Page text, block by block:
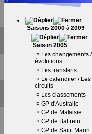
Saisons 2000 à 2009
Saison 2005
¤ Les changements /
évolutions
¤ Les transferts
¤ Le calendrier / Les
circuits
¤ Les classements
¤ GP d'Australie
¤ GP de Malaisie
¤ GP de Bahrein
¤ GP de Saint Marin